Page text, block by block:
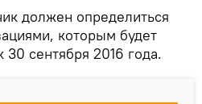
должен определиться
которым будет
сентября 2016 года.